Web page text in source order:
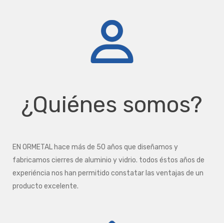
¿Quiénes somos?
EN ORMETAL hace más de 50 años que diseñamos y
fabricamos cierres de aluminio y vidrio. todos éstos años de
experiéncia nos han permitido constatar las ventajas de un
producto excelente.